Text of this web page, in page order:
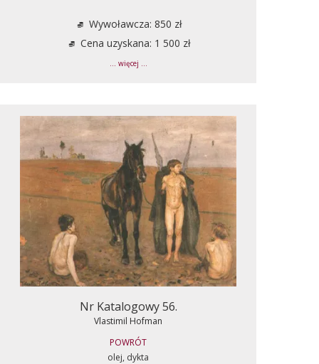
Wywoławcza: 850 zł
Cena uzyskana: 1 500 zł
... więcej ...
Nr Katalogowy 56.
Vlastimil Hofman
POWRÓT
olej, dykta